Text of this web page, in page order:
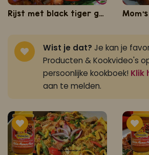
Rijst met black tiger gamba’s en kousenband
Wist je dat? Je kan je
Producten & Kookvideo's
persoonlijke kookboek! Klik
aan te melden.